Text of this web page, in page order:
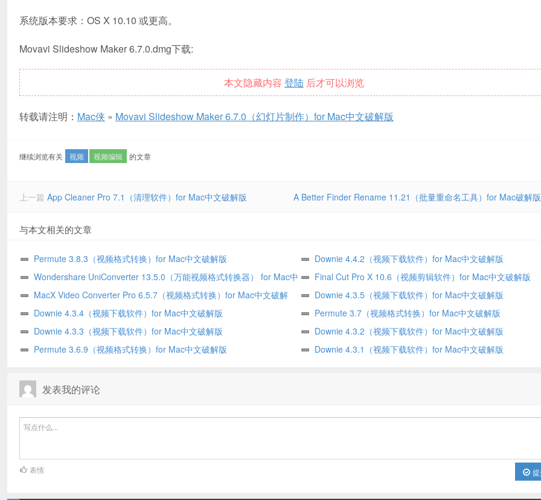
系统版本要求：OS X 10.10 或更高。
Movavi Slideshow Maker 6.7.0.dmg下载:
本文隐藏内容 登陆 后才可以浏览
转载请注明： Mac侠 » Movavi Slideshow Maker 6.7.0（幻灯片制作）for Mac中文破解版
继续浏览有关 视频 视频编辑 的文章
上一篇 App Cleaner Pro 7.1（清理软件）for Mac中文破解版 A Better Finder Rename 11.21（批量重命名工具）for Mac破解版
与本文相关的文章
Permute 3.8.3（视频格式转换）for Mac中文破解版
Downie 4.4.2（视频下载软件）for Mac中文破解版
Wondershare UniConverter 13.5.0（万能视频格式转换器） for Mac中
文破解版
Final Cut Pro X 10.6（视频剪辑软件）for Mac中文破解版
MacX Video Converter Pro 6.5.7（视频格式转换）for Mac中文破解
版
Downie 4.3.5（视频下载软件）for Mac中文破解版
Downie 4.3.4（视频下载软件）for Mac中文破解版
Permute 3.7（视频格式转换）for Mac中文破解版
Downie 4.3.3（视频下载软件）for Mac中文破解版
Downie 4.3.2（视频下载软件）for Mac中文破解版
Permute 3.6.9（视频格式转换）for Mac中文破解版
Downie 4.3.1（视频下载软件）for Mac中文破解版
发表我的评论
表情